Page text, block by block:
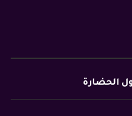
الحضارة